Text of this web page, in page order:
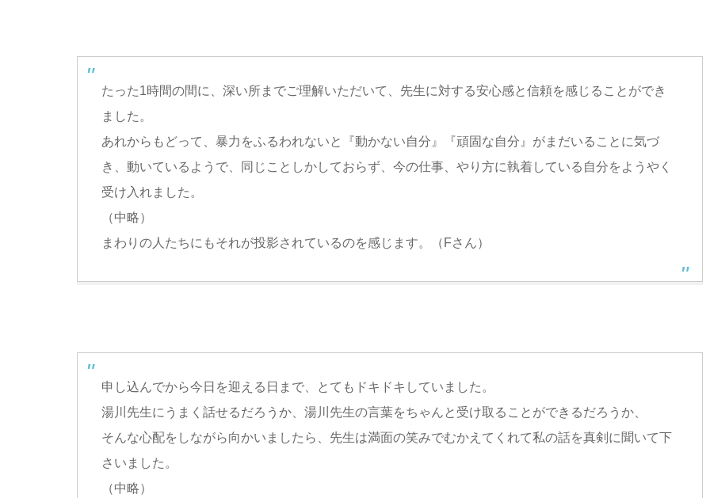
たった1時間の間に、深い所までご理解いただいて、先生に対する安心感と信頼を感じることができ
ました。
あれからもどって、暴力をふるわれないと『動かない自分』『頑固な自分』がまだいることに気づ
き、動いているようで、同じことしかしておらず、今の仕事、やり方に執着している自分をようやく
受け入れました。
（中略）
まわりの人たちにもそれが投影されているのを感じます。（Fさん）
申し込んでから今日を迎える日まで、とてもドキドキしていました。
湯川先生にうまく話せるだろうか、湯川先生の言葉をちゃんと受け取ることができるだろうか、
そんな心配をしながら向かいましたら、先生は満面の笑みでむかえてくれて私の話を真剣に聞いて下
さいました。
（中略）